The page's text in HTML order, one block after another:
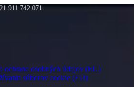
911 742 071
ochrane osobných údajov (EU)
súborov cookie (EÚ)